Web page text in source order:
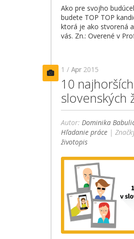
Ako pre svojho
budete TOP TOP
ktorá je ako stvorená
vás. Zn.: Overené v
1 /Apr 2015
10
slovenských
Autor:Dominika
Hľadanie práce |
životopis